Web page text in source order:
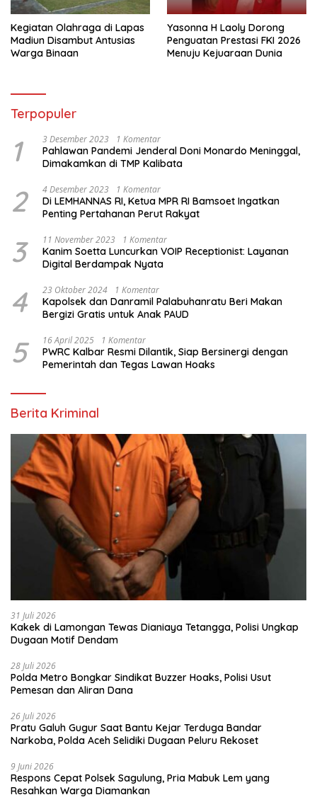
Kegiatan Olahraga di Lapas
Madiun Disambut Antusias
Warga Binaan
Yasonna H Laoly Dorong
Penguatan Prestasi FKI 2026
Menuju Kejuaraan Dunia
Terpopuler
1 3 Desember 2023 1 Komentar
Pahlawan Pandemi Jenderal Doni Monardo Meninggal,
Dimakamkan di TMP Kalibata
2 4 Desember 2023 1 Komentar
Di LEMHANNAS RI, Ketua MPR RI Bamsoet Ingatkan
Penting Pertahanan Perut Rakyat
3 11 November 2023 1 Komentar
Kanim Soetta Luncurkan VOIP Receptionist: Layanan
Digital Berdampak Nyata
4 23 Oktober 2024 1 Komentar
Kapolsek dan Danramil Palabuhanratu Beri Makan
Bergizi Gratis untuk Anak PAUD
5 16 April 2025 1 Komentar
PWRC Kalbar Resmi Dilantik, Siap Bersinergi dengan
Pemerintah dan Tegas Lawan Hoaks
Berita Kriminal
31 Juli 2026
Kakek di Lamongan Tewas Dianiaya Tetangga, Polisi Ungkap
Dugaan Motif Dendam
28 Juli 2026
Polda Metro Bongkar Sindikat Buzzer Hoaks, Polisi Usut
Pemesan dan Aliran Dana
26 Juli 2026
Pratu Galuh Gugur Saat Bantu Kejar Terduga Bandar
Narkoba, Polda Aceh Selidiki Dugaan Peluru Rekoset
9 Juni 2026
Respons Cepat Polsek Sagulung, Pria Mabuk Lem yang
Resahkan Warga Diamankan